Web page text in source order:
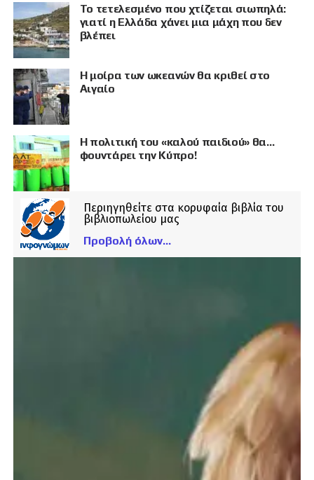
Το τετελεσμένο που χτίζεται σιωπηλά:
γιατί η Ελλάδα χάνει μια μάχη που δεν
βλέπει
Η μοίρα των ωκεανών θα κριθεί στο
Αιγαίο
Η πολιτική του «καλού παιδιού» θα…
φουντάρει την Κύπρο!
Περιηγηθείτε στα κορυφαία βιβλία του
βιβλιοπωλείου μας
Προβολή όλων